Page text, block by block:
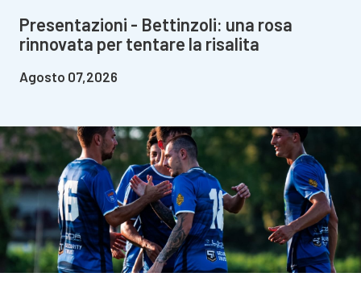
Presentazioni - Bettinzoli: una rosa
rinnovata per tentare la risalita
Agosto 07,2026